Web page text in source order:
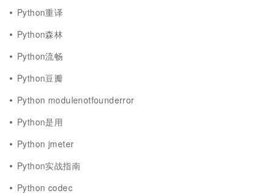
Python重译
Python森林
Python流畅
Python豆瓣
Python modulenotfounderror
Python是用
Python jmeter
Python实战指南
Python codec